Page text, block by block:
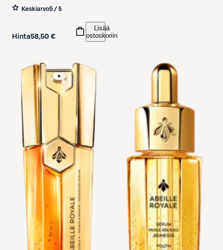
Keskiarvo5 / 5
Hinta58,50 €
Lisää
ostoskoriin